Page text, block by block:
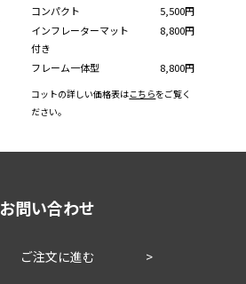
コンパクト
5,500円
インフレーターマット
付き
8,800円
フレーム一体型 8,800円
コットの詳しい価格表はこちらをご覧く
ださい。
お問い合わせ
ご注文に進む >